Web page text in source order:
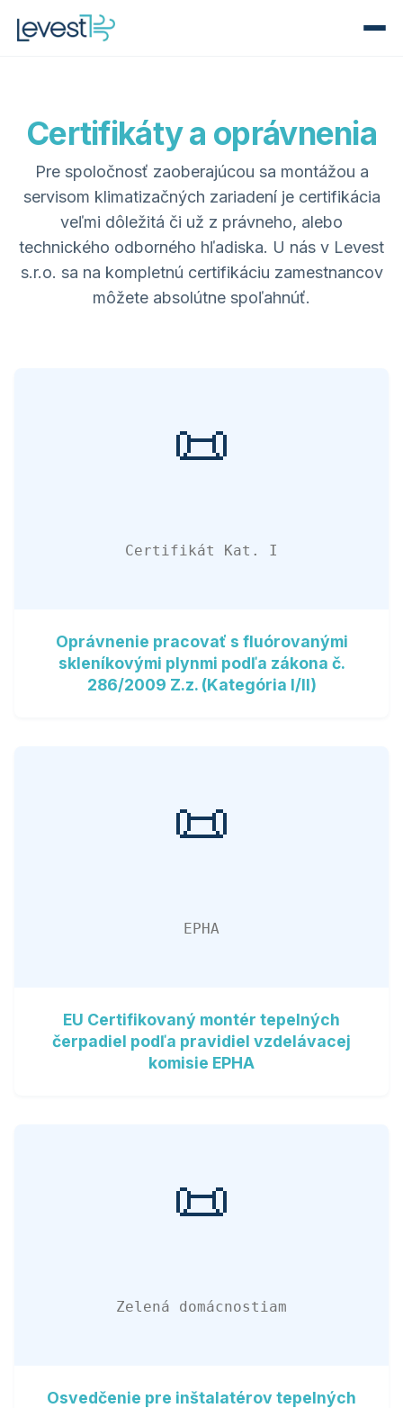
Certifikáty a oprávnenia
Pre spoločnosť zaoberajúcou sa montážou a
servisom klimatizačných zariadení je certifikácia
veľmi dôležitá či už z právneho, alebo
technického odborného hľadiska. U nás v Levest
s.r.o. sa na kompletnú certifikáciu zamestnancov
môžete absolútne spoľahnúť.
📜
Certifikát Kat. I
Oprávnenie pracovať s fluórovanými
skleníkovými plynmi podľa zákona č.
286/2009 Z.z. (Kategória I/II)
📜
EPHA
EU Certifikovaný montér tepelných
čerpadiel podľa pravidiel vzdelávacej
komisie EPHA
📜
Zelená domácnostiam
Osvedčenie pre inštalatérov tepelných